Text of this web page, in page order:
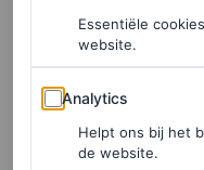
Dit bericht op
Essentiële
website.
Analytics
Analytics
Helpt ons bij het
de website.